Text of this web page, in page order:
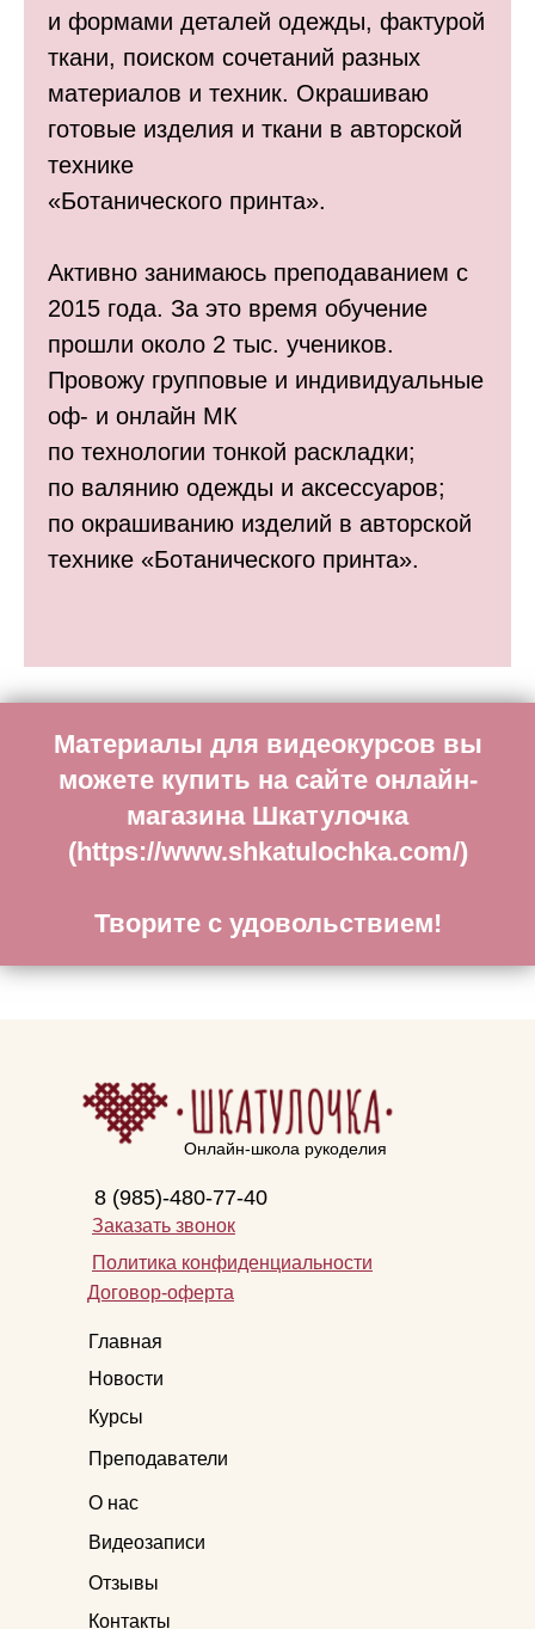
и формами деталей одежды, фактурой
ткани, поиском сочетаний разных
материалов и техник. Окрашиваю
готовые изделия и ткани в авторской
технике
«Ботанического принта».
Активно занимаюсь преподаванием с
2015 года. За это время обучение
прошли около 2 тыс. учеников.
Провожу групповые и индивидуальные
оф- и онлайн МК
по технологии тонкой раскладки;
по валянию одежды и аксессуаров;
по окрашиванию изделий в авторской
технике «Ботанического принта».
Материалы для видеокурсов вы
можете купить на сайте онлайн-
магазина Шкатулочка
(https://www.shkatulochka.com/)
Творите с удовольствием!
Онлайн-школа рукоделия
8 (985)-480-77-40
Заказать звонок
Главная
Новости
Курсы
Преподаватели
Видеозаписи
Отзывы
Контакты
Политика конфиденциальности
О нас
Договор-оферта